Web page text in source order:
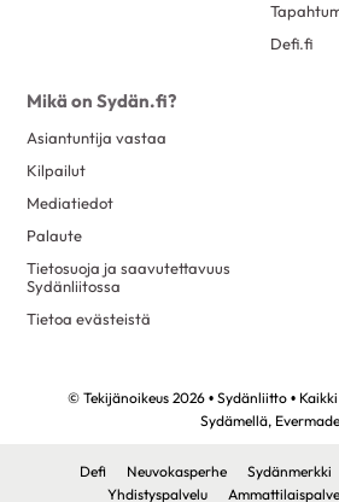
Defi.fi
Mikä on Sydän.fi?
Asiantuntija vastaa
Kilpailut
Mediatiedot
Palaute
Tietosuoja ja saavutettavuus
Sydänliitossa
Tietoa evästeistä
© Tekijänoikeus 2026 • Sydänliitto •
Sydämellä, Evermade
Defi Neuvokasperhe Sydänmerkki
Yhdistyspalvelu